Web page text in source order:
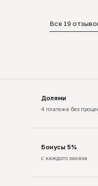
Все 19
Долями
4 платежа без
Бонусы 5%
с каждого заказа